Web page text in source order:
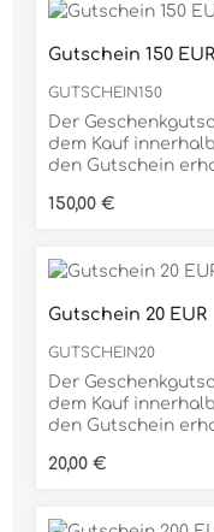
Gutschein 150 EUR
GUTSCHEIN150
Der
dem Kauf
den Gutschein
unterschiedlichen
Regulärer Preis:
150,00 €
Gutschein 20 EUR
GUTSCHEIN20
Der
dem Kauf
den Gutschein
unterschiedlichen
Regulärer Preis:
20,00 €